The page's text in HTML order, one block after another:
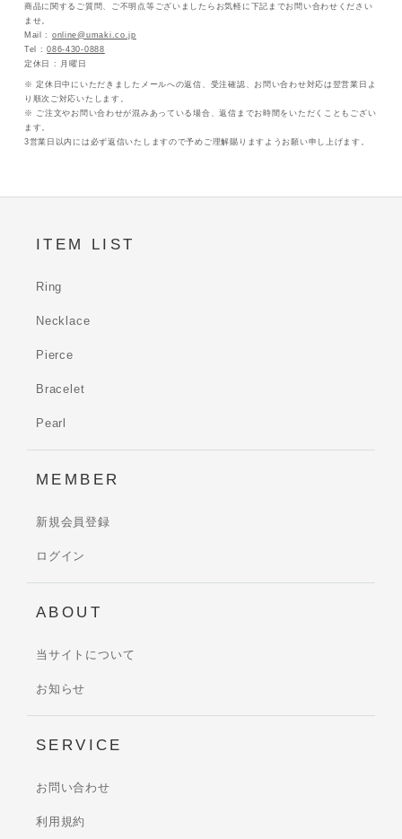
商品に関するご質問、ご不明点等ございましたらお気軽に下記までお問い合わせください
ませ。
Mail : online@umaki.co.jp
Tel :086-430-0888
定休日 : 月曜日
※ 定休日中にいただきましたメールへの返信、受注確認、お問い合わせ対応は翌営業日よ
り順次ご対応いたします。
※ ご注文やお問い合わせが混みあっている場合、返信までお時間をいただくこともござい
ます。
3営業日以内には必ず返信いたしますので予めご理解賜りますようお願い申し上げます。
ITEM LIST
Ring
Necklace
Pierce
Bracelet
Pearl
MEMBER
新規会員登録
ログイン
ABOUT
当サイトについて
お知らせ
SERVICE
お問い合わせ
利用規約